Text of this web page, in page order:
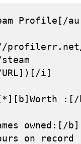
Profile[/
i]
owned:[/